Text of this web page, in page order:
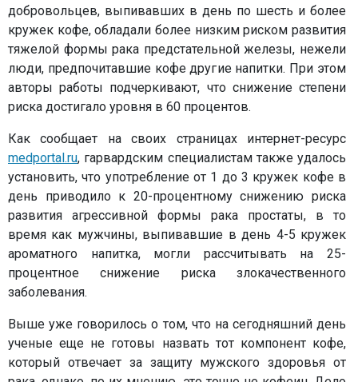
добровольцев, выпивавших в день по шесть и более
кружек кофе, обладали более низким риском развития
тяжелой формы рака предстательной железы, нежели
люди, предпочитавшие кофе другие напитки. При этом
авторы работы подчеркивают, что снижение степени
риска достигало уровня в 60 процентов.
Как сообщает на своих страницах интернет-ресурс
medportal.ru, гарвардским специалистам также удалось
установить, что употребление от 1 до 3 кружек кофе в
день приводило к 20-процентному снижению риска
развития агрессивной формы рака простаты, в то
время как мужчины, выпивавшие в день 4-5 кружек
ароматного напитка, могли рассчитывать на 25-
процентное снижение риска злокачественного
заболевания.
Выше уже говорилось о том, что на сегодняшний день
ученые еще не готовы назвать тот компонент кофе,
который отвечает за защиту мужского здоровья от